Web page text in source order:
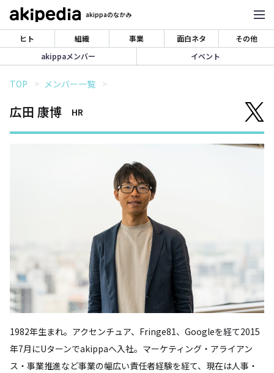
akippaのなかみ
ヒト 組織 事業 面白ネタ
その他
akippaメンバー
イベント
TOP メンバー一覧
広田 康博 HR
1982年生まれ。アクセンチュア、Fringe81、Googleを経て2015
年7月にUターンでakippaへ入社。マーケティング・アライアン
ス・事業推進など事業の幅広い責任者経験を経て、現在は人事・